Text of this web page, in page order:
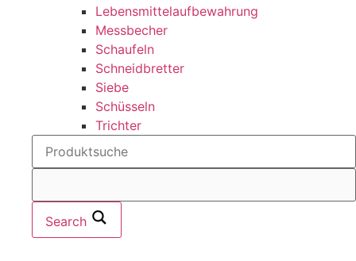
Lebensmittelaufbewahrung
Messbecher
Schaufeln
Schneidbretter
Siebe
Schüsseln
Trichter
Search